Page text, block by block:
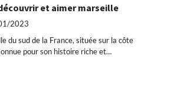
et aimer marseille
2023
du sud de la France, située sur la côte
pour son histoire riche et…